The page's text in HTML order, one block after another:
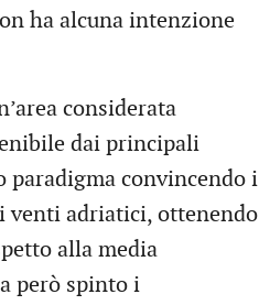
ha alcuna intenzione
considerata
dai principali
paradigma convincendo i
venti adriatici, ottenendo
alla media
però spinto i